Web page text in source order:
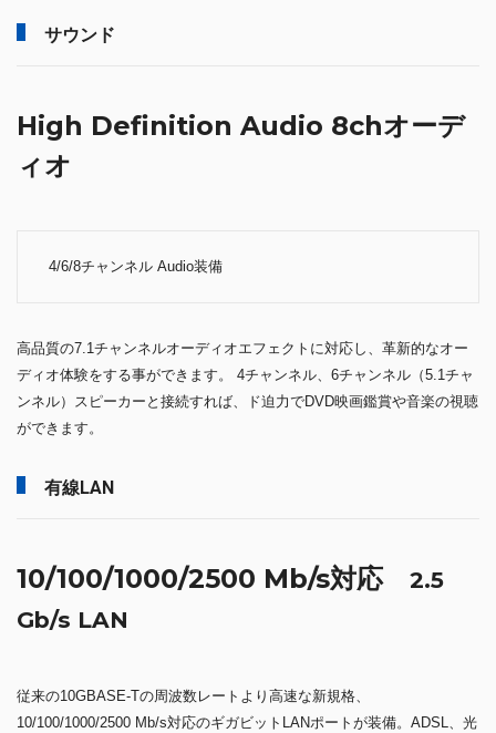
サウンド
High Definition Audio 8chオーデ
ィオ
4/6/8チャンネル Audio装備
高品質の7.1チャンネルオーディオエフェクトに対応し、革新的なオー
ディオ体験をする事ができます。 4チャンネル、6チャンネル（5.1チャ
ンネル）スピーカーと接続すれば、ド迫力でDVD映画鑑賞や音楽の視聴
ができます。
有線LAN
10/100/1000/2500 Mb/s対応 2.5
Gb/s LAN
従来の10GBASE-Tの周波数レートより高速な新規格、
10/100/1000/2500 Mb/s対応のギガビットLANポートが装備。ADSL、光